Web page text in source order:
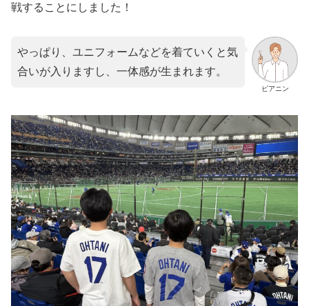
戦することにしました！
ピアニン
やっぱり、ユニフォームなどを着ていくと気
合いが入りますし、一体感が生まれます。